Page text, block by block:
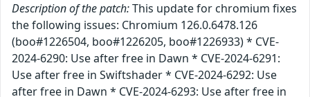
Description of the patch:This update for chromium fixes
the following issues: Chromium 126.0.6478.126
(boo#1226504, boo#1226205, boo#1226933) * CVE-
2024-6290: Use after free in Dawn * CVE-2024-6291:
Use after free in Swiftshader * CVE-2024-6292: Use
after free in Dawn * CVE-2024-6293: Use after free in